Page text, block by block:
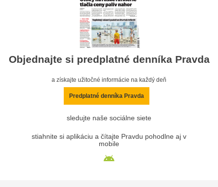
Objednajte si predplatné denníka Pravda
a získajte užitočné informácie na každý deň
Predplatné denníka Pravda
sledujte naše sociálne siete
stiahnite si aplikáciu a čítajte Pravdu pohodlne aj v
mobile